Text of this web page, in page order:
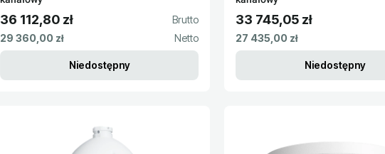
Cena brutto
36 112,80 zł
Cena netto
29 360,00 zł
Niedostępny
Cena brutto
33 745,05 zł
Cena netto
27 435,00 zł
Niedostępny